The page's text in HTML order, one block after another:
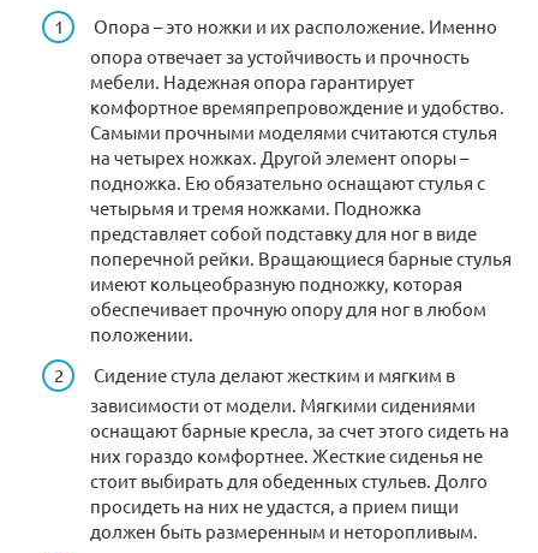
Опора – это ножки и их расположение. Именно
опора отвечает за устойчивость и прочность
мебели. Надежная опора гарантирует
комфортное времяпрепровождение и удобство.
Самыми прочными моделями считаются стулья
на четырех ножках. Другой элемент опоры –
подножка. Ею обязательно оснащают стулья с
четырьмя и тремя ножками. Подножка
представляет собой подставку для ног в виде
поперечной рейки. Вращающиеся барные стулья
имеют кольцеобразную подножку, которая
обеспечивает прочную опору для ног в любом
положении.
Сидение стула делают жестким и мягким в
зависимости от модели. Мягкими сидениями
оснащают барные кресла, за счет этого сидеть на
них гораздо комфортнее. Жесткие сиденья не
стоит выбирать для обеденных стульев. Долго
просидеть на них не удастся, а прием пищи
должен быть размеренным и неторопливым.